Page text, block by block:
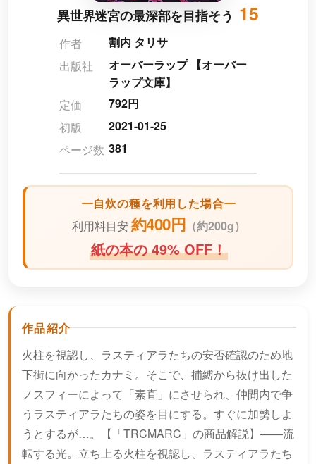
異世界迷宮の最深部を目指そう 15
作者
割内 タリサ
出版社
オーバーラップ 【オーバー
ラップ文庫】
定価
792円
初版
2021-01-25
ページ数 381
自炊の種を利用した場合
利用料目安 約400円 （約200g）
紙の本の 49% OFF！
作品紹介
火柱を視認し、ラスティアラたちの安否確認のため地
下街に向かったカナミ。そこで、捕縛から抜け出した
ノスフィーによって「素直」にさせられ、仲間内で争
うラスティアラたちの姿を目にする。すぐに加勢しよ
うとするが…。【「TRCMARC」の商品解説】――流
転する光。立ち上る火柱を視認し、ラスティアラたち